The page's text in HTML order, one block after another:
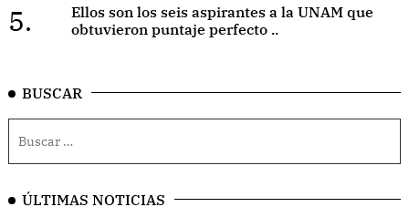
5.
Ellos son los seis aspirantes a la UNAM que
obtuvieron puntaje perfecto ..
BUSCAR
ÚLTIMAS NOTICIAS